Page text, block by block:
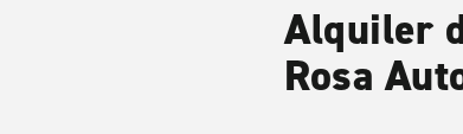
Alquiler
Rosa